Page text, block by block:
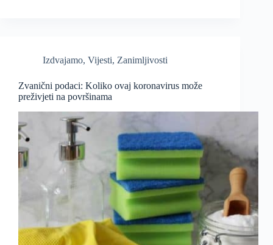
Izdvajamo, Vijesti, Zanimljivosti
Zvanični podaci: Koliko ovaj koronavirus može
preživjeti na površinama